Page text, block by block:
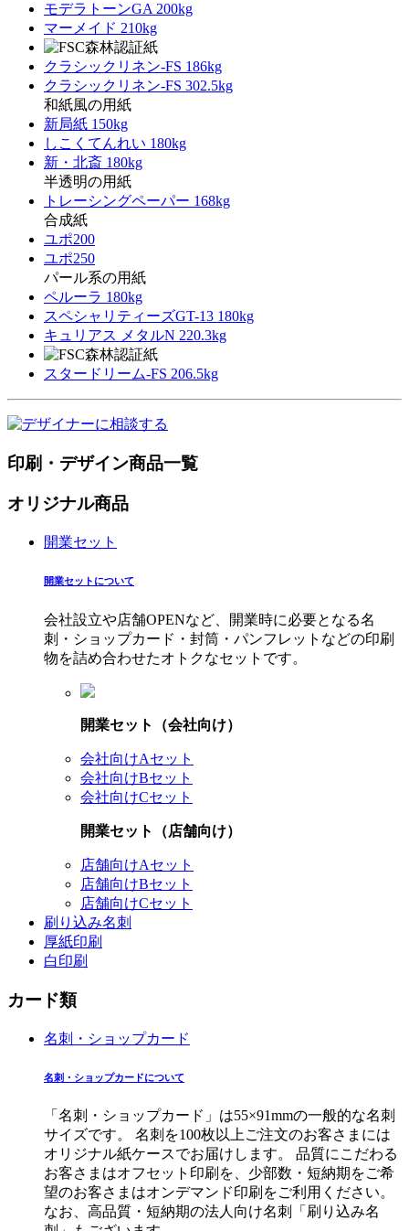
モデラトーンGA 200kg
マーメイド 210kg
クラシックリネン-FS 186kg
クラシックリネン-FS 302.5kg
和紙風の用紙
新局紙 150kg
しこくてんれい 180kg
新・北斎 180kg
半透明の用紙
トレーシングペーパー 168kg
合成紙
ユポ200
ユポ250
パール系の用紙
ペルーラ 180kg
スペシャリティーズGT-13 180kg
キュリアス メタルN 220.3kg
スタードリーム-FS 206.5kg
印刷・デザイン商品一覧
オリジナル商品
開業セット
開業セットについて
会社設立や店舗OPENなど、開業時に必要となる名
刺・ショップカード・封筒・パンフレットなどの印刷
物を詰め合わせたオトクなセットです。
開業セット（会社向け）
会社向けAセット
会社向けBセット
会社向けCセット
開業セット（店舗向け）
店舗向けAセット
店舗向けBセット
店舗向けCセット
刷り込み名刺
厚紙印刷
白印刷
カード類
名刺・ショップカード
名刺・ショップカードについて
「名刺・ショップカード」は55×91mmの一般的な名刺
サイズです。 名刺を100枚以上ご注文のお客さまには
オリジナル紙ケースでお届けします。 品質にこだわる
お客さまはオフセット印刷を、少部数・短納期をご希
望のお客さまはオンデマンド印刷をご利用ください。
なお、高品質・短納期の法人向け名刺「刷り込み名